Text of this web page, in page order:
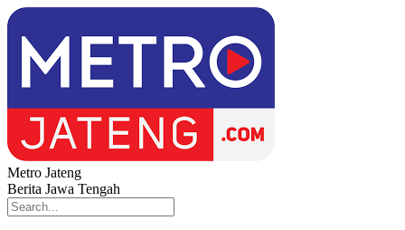
Metro Jateng
Berita Jawa Tengah